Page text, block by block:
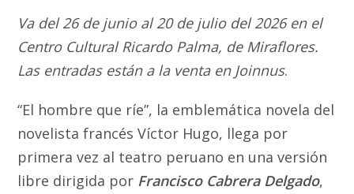
Va del 26 de junio al 20 de julio del 2026 en el
Centro Cultural Ricardo Palma, de Miraflores.
Las entradas están a la venta en Joinnus.
“El hombre que ríe”, la emblemática novela del
novelista francés Víctor Hugo, llega por
primera vez al teatro peruano en una versión
libre dirigida por Francisco Cabrera Delgado,